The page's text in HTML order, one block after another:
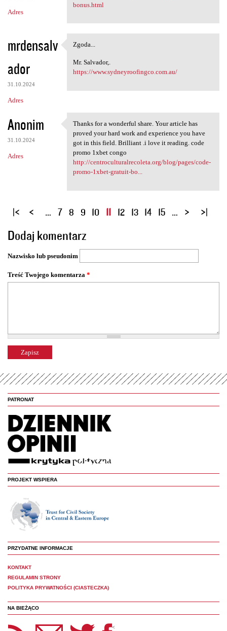
Adres
bonus.html
mrdensalv
ador
31.10.2024
Adres
Zgoda...
Zgoda...
Mr. Salvador,.
https://www.sydneyroofingco.com.au/
Anonim
31.10.2024
Adres
Thanks for a wonderful share.
Thanks for a wonderful share. Your article has
proved your hard work and experience you have
got in this field. Brilliant .i love it reading. code
promo 1xbet congo
http://centroculturalrecoleta.org/blog/pages/code-
promo-1xbet-gratuit-bo...
S
r
o
n
y
… 7 8 9 10 11 12 13 14 15 …
Dodaj komentarz
Nazwisko lub pseudonim
Treść Twojego komentarza *
PATRONAT
PROJEKT WSPIERA
PRZYDATNE INFORMACJE
KONTAKT
REGULAMIN STRONY
POLITYKA PRYWATNOŚCI (CIASTECZKA)
NA BIEŻĄCO
Panoptyka Facebook <